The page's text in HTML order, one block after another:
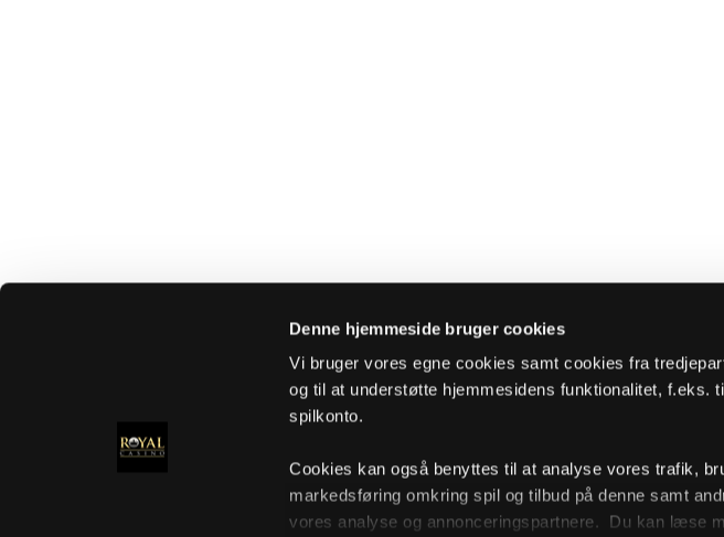
Denne hjemmeside bruger cookies
Vi bruger vores egne cookies samt cookies fra
og til at understøtte hjemmesidens funktionalitet, f.eks.
spilkonto.
Cookies kan også benyttes til at analyse vores trafik,
markedsføring omkring spil og tilbud på denne samt
vores analyse og annonceringspartnere. Du kan læse